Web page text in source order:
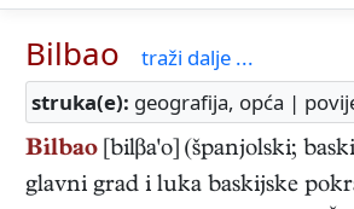
Bilbao
traži dalje ...
struka(e): geografija, opća |
Bilbao [bilβa'o] (španjolski;
glavni grad i luka baskijske